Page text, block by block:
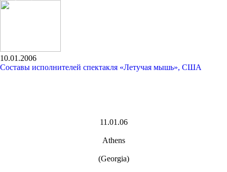
10.01.2006
Составы исполнителей спектакля «Летучая мышь», США
11.01.06
Athens
(Georgia)